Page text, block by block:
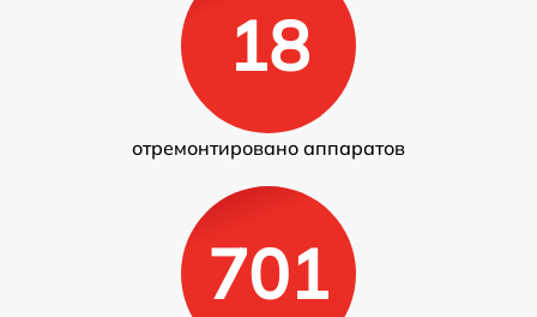
18
отремонтировано аппаратов
701